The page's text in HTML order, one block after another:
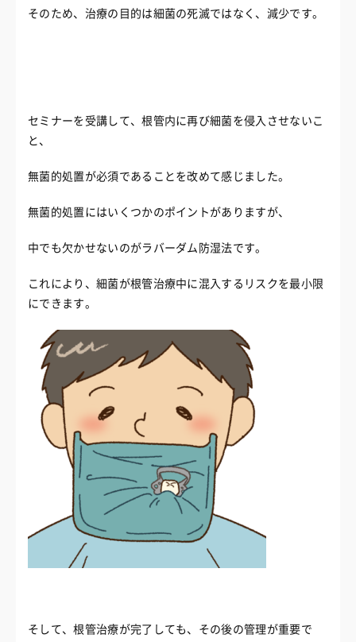
そのため、治療の目的は細菌の死滅ではなく、減少です。
セミナーを受講して、根管内に再び細菌を侵入させないこ
と、
無菌的処置が必須であることを改めて感じました。
無菌的処置にはいくつかのポイントがありますが、
中でも欠かせないのがラバーダム防湿法です。
これにより、細菌が根管治療中に混入するリスクを最小限
にできます。
そして、根管治療が完了しても、その後の管理が重要で